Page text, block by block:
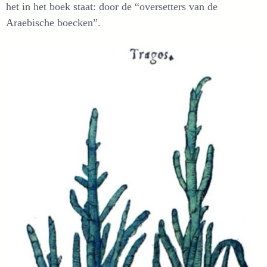
het in het boek staat: door de “oversetters van de
Araebische boecken”.